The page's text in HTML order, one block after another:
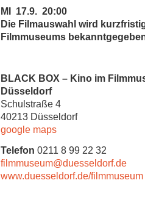
MI 17.9. 20:00
Die Filmauswahl wird
Filmmuseums
BLACK BOX – Kino im
Düsseldorf
Schulstraße 4
40213 Düsseldorf
google maps
Telefon 0211 8 99 22 32
filmmuseum@duesseldorf.de
www.duesseldorf.de/filmmuseum